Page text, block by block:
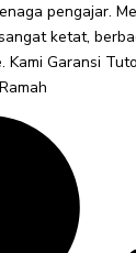
pengajar.
ketat,
Garansi